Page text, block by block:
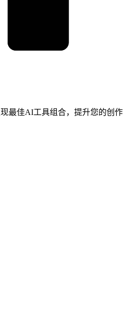
最佳AI工具组合，提升您的创作